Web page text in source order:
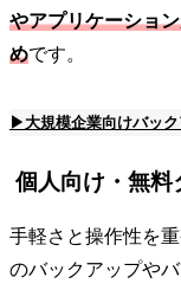
やアプリケーショ
めです。
▶大規模企業向けバック
個人向け・無料
手軽さと操作性を
のバックアップや